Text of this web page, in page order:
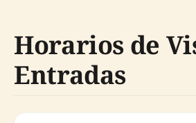
Horarios de
Entradas